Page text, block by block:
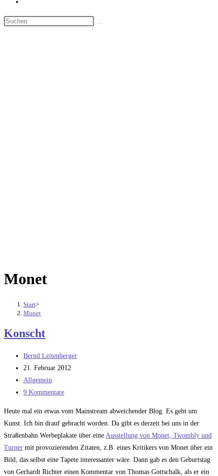
umschalten
Monet
Start>
Monet
Konscht
Beitrags-
Autor:
Bernd Leitenberger
Beitrag
veröffentlicht:
21. Februar 2012
Beitrags-
Kategorie:
Allgemein
Beitrags-
9 Kommentare
Heute mal ein etwas vom Mainstream abweichender Blog. Es geht um
Kunst. Ich bin drauf gebracht worden. Da gibt es derzeit bei uns in der
Straßenbahn Werbeplakate über eine Ausstellung von Monet, Twombly und
Turner mit provozierenden Zitaten, z.B. eines Kritikers von Monet über ein
Bild, das selbst eine Tapete interessanter wäre. Dann gab es den Geburtstag
von Gerhardt Richter einen Kommentar von Thomas Gottschalk, als er ein